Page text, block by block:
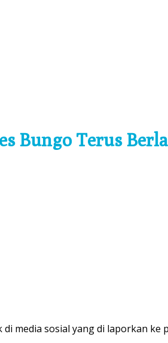
Bungo Terus
media sosial yang di laporkan